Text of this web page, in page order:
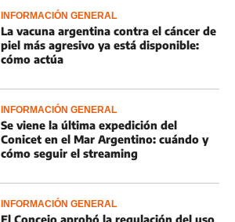
INFORMACIÓN GENERAL
La vacuna argentina contra el cáncer de
piel más agresivo ya está disponible:
cómo actúa
INFORMACIÓN GENERAL
Se viene la última expedición del
Conicet en el Mar Argentino: cuándo y
cómo seguir el streaming
INFORMACIÓN GENERAL
El Concejo aprobó la regulación del uso